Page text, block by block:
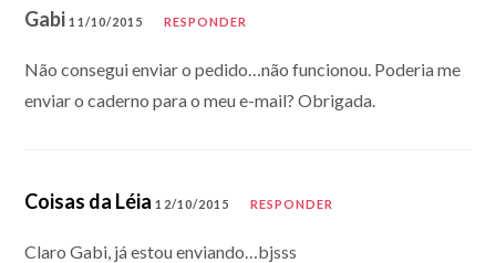
Gabi11/10/2015 RESPONDER
Não consegui enviar o pedido…não funcionou. Poderia me
enviar o caderno para o meu e-mail? Obrigada.
Coisas da Léia 12/10/2015 RESPONDER
Claro Gabi, já estou enviando…bjsss